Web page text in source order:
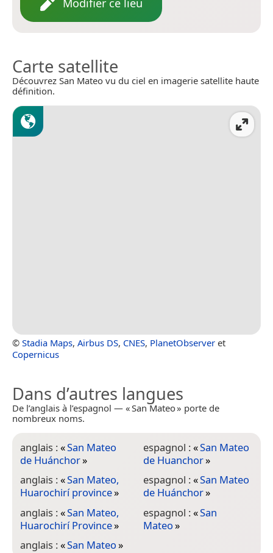
Modifier ce lieu
Carte satellite
Découvrez San Mateo vu du ciel en imagerie satellite haute
définition.
© Stadia Maps, Airbus DS, CNES, PlanetObserver et
Copernicus
Dans d’autres langues
De l’anglais à l’espagnol — « San Mateo » porte de
nombreux noms.
anglais :«San Mateo
de Huánchor»
anglais :«San Mateo,
Huarochirí province»
anglais :«San Mateo,
Huarochirí Province»
anglais :«San Mateo»
espagnol :«San Mateo
de Huanchor»
espagnol :«San Mateo
de Huánchor»
espagnol :«San
Mateo»